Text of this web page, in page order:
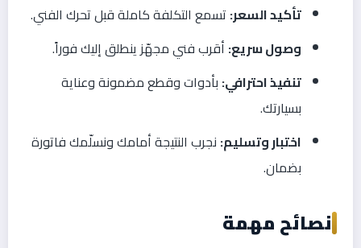
تأكيد السعر: تسمع التكلفة كاملة قبل تحرك الفني.
وصول سريع: أقرب فني مجهّز ينطلق إليك فوراً.
تنفيذ احترافي: بأدوات وقطع مضمونة وعناية
بسيارتك.
اختبار وتسليم: نجرب النتيجة أمامك ونسلّمك فاتورة
بضمان.
نصائح مهمة